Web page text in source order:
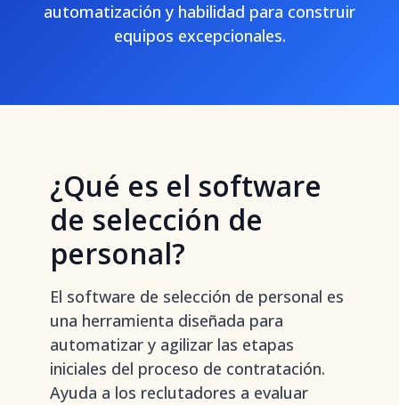
automatización y habilidad para construir
equipos excepcionales.
¿Qué es el software
de selección de
personal?
El software de selección de personal es
una herramienta diseñada para
automatizar y agilizar las etapas
iniciales del proceso de contratación.
Ayuda a los reclutadores a evaluar